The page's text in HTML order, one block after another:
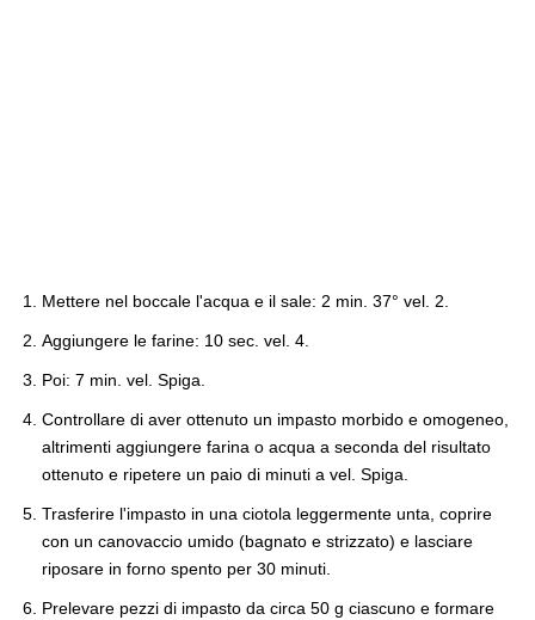
Mettere nel boccale l'acqua e il sale: 2 min. 37° vel. 2.
Aggiungere le farine: 10 sec. vel. 4.
Poi: 7 min. vel. Spiga.
Controllare di aver ottenuto un impasto morbido e omogeneo,
altrimenti aggiungere farina o acqua a seconda del risultato
ottenuto e ripetere un paio di minuti a vel. Spiga.
Trasferire l'impasto in una ciotola leggermente unta, coprire
con un canovaccio umido (bagnato e strizzato) e lasciare
riposare in forno spento per 30 minuti.
Prelevare pezzi di impasto da circa 50 g ciascuno e formare